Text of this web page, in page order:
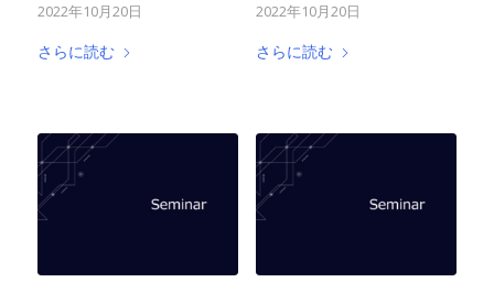
2022年10月20日
さらに読む
2022年10月20日
さらに読む